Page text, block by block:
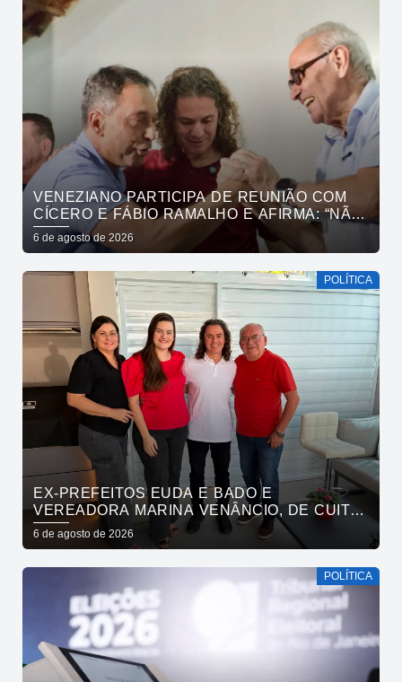
VENEZIANO PARTICIPA DE REUNIÃO COM
CÍCERO E FÁBIO RAMALHO E AFIRMA: “NÃO
ESTAMOS COMPRANDO CONSCIÊNCIAS,
MAS MOSTRANDO TRABALHO
6 de agosto de 2026
POLÍTICA
EX-PREFEITOS EUDA E BADO E
VEREADORA MARINA VENÂNCIO, DE CUITÉ,
REAFIRMAM APOIO A CÍCERO, VENEZIANO E
ANDRÉ GADELHA
6 de agosto de 2026
POLÍTICA